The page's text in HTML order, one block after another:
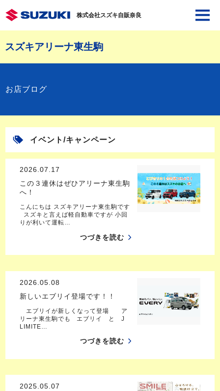
株式会社スズキ自販奈良
スズキアリーナ東生駒
お店ブログ
イベント/キャンペーン
2026.07.17
この３連休はぜひアリーナ東生駒
へ！
こんにちは スズキアリーナ東生駒です
スズキと言えば軽自動車ですが 小回
りが利いて運転…
つづきを読む
2026.05.08
新しいエブリイ登場です！！
エブリイが新しくなって登場 ア
リーナ東生駒でも エブリイ と J
LIMITE…
つづきを読む
2025.05.07